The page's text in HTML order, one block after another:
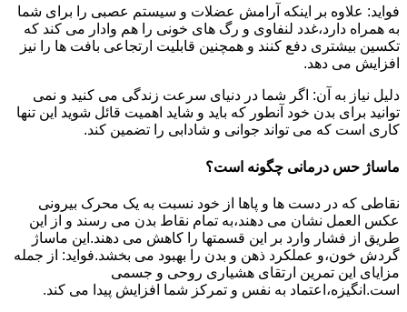
فواید: علاوه بر اینکه آرامش عضلات و سیستم عصبی را برای شما
به همراه دارد،غدد لنفاوی و رگ های خونی را هم وادار می کند که
تکسین بیشتری دفع کنند و همچنین قابلیت ارتجاعی بافت ها را نیز
افزایش می دهد.
دلیل نیاز به آن: اگر شما در دنیای سرعت زندگی می کنید و نمی
توانید برای بدن خود آنطور که باید و شاید اهمیت قائل شوید این تنها
کاری است که می تواند جوانی و شادابی را تضمین کند.
ماساژ حس درمانی چگونه است؟
نقاطی که در دست ها و پاها از خود نسبت به یک محرک بیرونی
عکس العمل نشان می دهند،به تمام نقاط بدن می رسند و از این
طریق از فشار وارد بر این قسمتها را کاهش می دهند.این ماساژ
گردش خون،و عملکرد ذهن و بدن را بهبود می بخشد.فواید: از جمله
مزایای این تمرین ارتقای هشیاری روحی و جسمی
است.انگیزه،اعتماد به نفس و تمرکز شما افزایش پیدا می کند.